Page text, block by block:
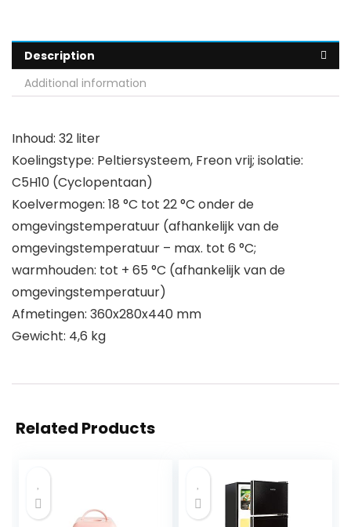
Description
Additional information
Inhoud: 32 liter
Koelingstype: Peltiersysteem, Freon vrij; isolatie:
C5H10 (Cyclopentaan)
Koelvermogen: 18 °C tot 22 °C onder de
omgevingstemperatuur (afhankelijk van de
omgevingstemperatuur – max. tot 6 °C;
warmhouden: tot + 65 °C (afhankelijk van de
omgevingstemperatuur)
Afmetingen: 360x280x440 mm
Gewicht: 4,6 kg
Related Products